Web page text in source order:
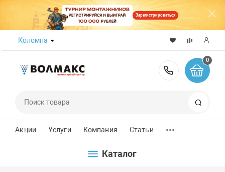
Зарегистрироваться
Коломна
8 (800)
0
Акции Услуги Компания Статьи ...
Каталог